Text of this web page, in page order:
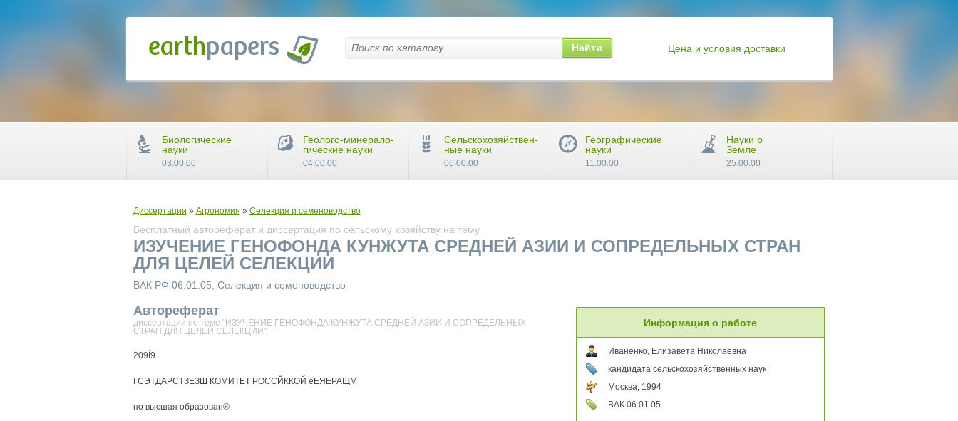
Диссертации » Агрономия » Селекция и семеноводство
Бесплатный автореферат и диссертация по сельскому хозяйству на тему
ИЗУЧЕНИЕ ГЕНОФОНДА КУНЖУТА СРЕДНЕЙ АЗИИ И СОПРЕДЕЛЬНЫХ СТРАН
ДЛЯ ЦЕЛЕЙ СЕЛЕКЦИИ
ВАК РФ 06.01.05, Селекция и семеноводство
Автореферат
диссертации по теме "ИЗУЧЕНИЕ ГЕНОФОНДА КУНЖУТА СРЕДНЕЙ АЗИИ И СОПРЕДЕЛЬНЫХ
СТРАН ДЛЯ ЦЕЛЕЙ СЕЛЕКЦИИ"
209Í9
ГСЭТДАРСТЗЕЗШ КОМИТЕТ РОССЙККОЙ еЕЯЕРАЩМ
по высшая образован®
Информация о работе
Иваненко, Елизавета Николаевна
кандидата сельскохозяйственных наук
Москва, 1994
ВАК 06.01.05
Найти Цена и условия доставки
Биологические
науки
03.00.00
Геолого-минерало-
гические науки
04.00.00
Сельскохозяйствен-
ные науки
06.00.00
Географические
науки
11.00.00
Науки о
Земле
25.00.00